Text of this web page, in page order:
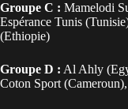
Groupe C : Mamelodi
Espérance Tunis
(Ethiopie)
Groupe D : Al Ahly
Coton Sport